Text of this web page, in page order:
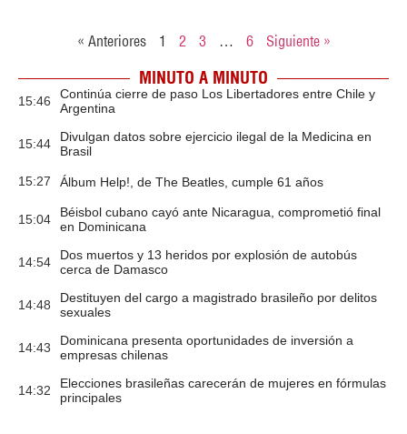
« Anteriores 1 2 3 … 6 Siguiente »
MINUTO A MINUTO
15:46
Continúa cierre de paso Los Libertadores entre Chile y
Argentina
15:44
Divulgan datos sobre ejercicio ilegal de la Medicina en
Brasil
15:27 Álbum Help!, de The Beatles, cumple 61 años
15:04
Béisbol cubano cayó ante Nicaragua, comprometió final
en Dominicana
14:54
Dos muertos y 13 heridos por explosión de autobús
cerca de Damasco
14:48
Destituyen del cargo a magistrado brasileño por delitos
sexuales
14:43
Dominicana presenta oportunidades de inversión a
empresas chilenas
14:32
Elecciones brasileñas carecerán de mujeres en fórmulas
principales